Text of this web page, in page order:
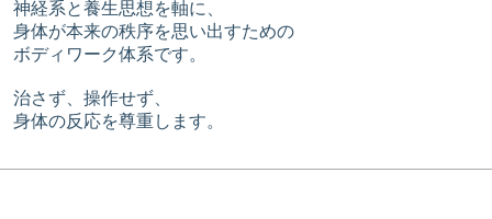
神経系と養生思想を軸に、
身体が本来の秩序を思い出すための
ボディワーク体系です。
治さず、操作せず、
身体の反応を尊重します。